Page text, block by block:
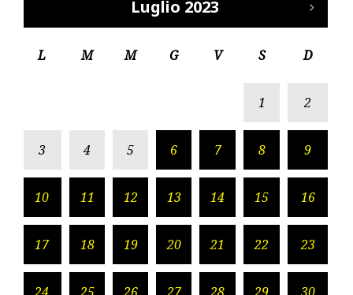
Luglio 2023
L M M G V S D
1 2
3 4 5 6 7 8 9
10 11 12 13 14 15 16
17 18 19 20 21 22 23